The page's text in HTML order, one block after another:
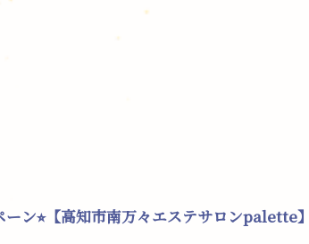
ン⭐︎【高知市南万々エステサロンpalette】